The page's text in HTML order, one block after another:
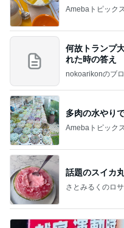
Amebaトピックス
何故トランプ
れた時の答え
nokoarikonのブ
多肉の水やり
Amebaトピックス
話題のスイカ
さとみるくのロ